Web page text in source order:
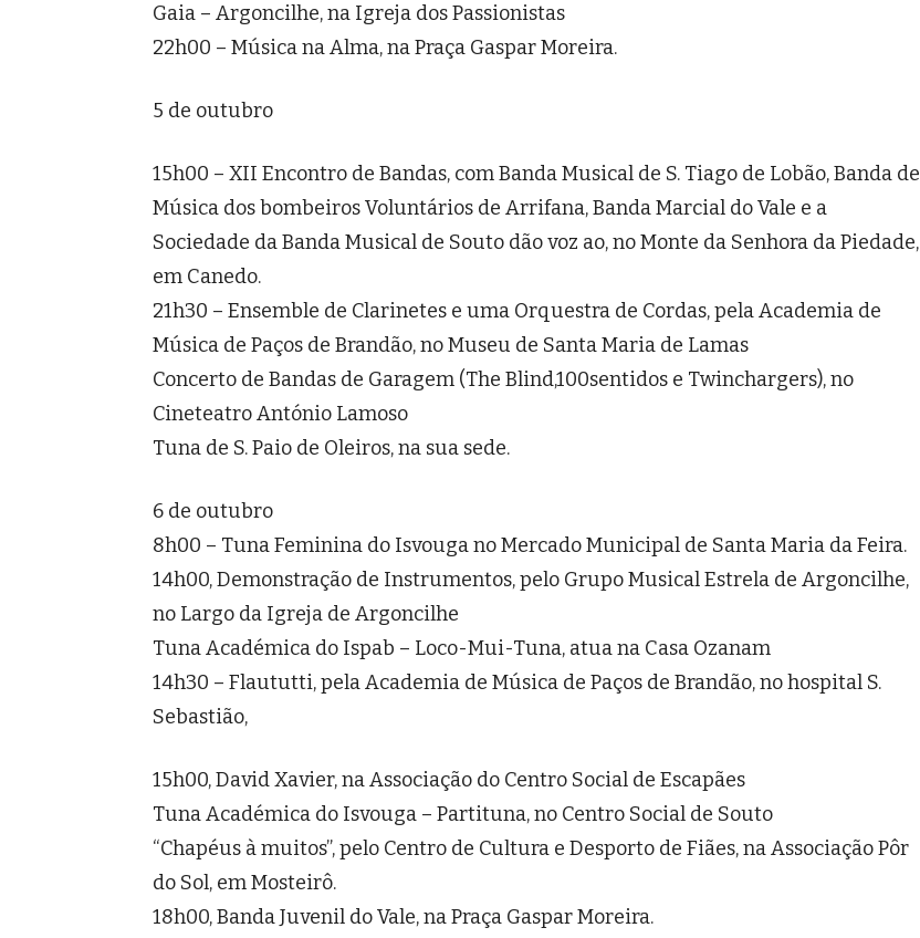
Gaia – Argoncilhe, na Igreja dos Passionistas
22h00 – Música na Alma, na Praça Gaspar Moreira.
5 de outubro
15h00 – XII Encontro de Bandas, com Banda Musical de S. Tiago de Lobão, Banda de
Música dos bombeiros Voluntários de Arrifana, Banda Marcial do Vale e a
Sociedade da Banda Musical de Souto dão voz ao, no Monte da Senhora da Piedade,
em Canedo.
21h30 – Ensemble de Clarinetes e uma Orquestra de Cordas, pela Academia de
Música de Paços de Brandão, no Museu de Santa Maria de Lamas
Concerto de Bandas de Garagem (The Blind,100sentidos e Twinchargers), no
Cineteatro António Lamoso
Tuna de S. Paio de Oleiros, na sua sede.
6 de outubro
8h00 – Tuna Feminina do Isvouga no Mercado Municipal de Santa Maria da Feira.
14h00, Demonstração de Instrumentos, pelo Grupo Musical Estrela de Argoncilhe,
no Largo da Igreja de Argoncilhe
Tuna Académica do Ispab – Loco-Mui-Tuna, atua na Casa Ozanam
14h30 – Flaututti, pela Academia de Música de Paços de Brandão, no hospital S.
Sebastião,
15h00, David Xavier, na Associação do Centro Social de Escapães
Tuna Académica do Isvouga – Partituna, no Centro Social de Souto
“Chapéus à muitos”, pelo Centro de Cultura e Desporto de Fiães, na Associação Pôr
do Sol, em Mosteirô.
18h00, Banda Juvenil do Vale, na Praça Gaspar Moreira.